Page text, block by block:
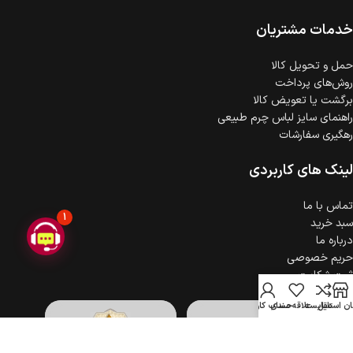
گارانتی معتبر برای تمامی محصولات ارائه می‌شود.خدمات مشتریان
حمل‌ و تحویل کالا
روش‌های پرداخت
برگشت یا تعویض کالا
راهنمای سایز لباس چرم طبیعی
رهگیری سفارشات
لینک های کاربردی
تماس با ما
سبد خرید
درباره ما
حریم خصوصی
ثبت شکایت
استایلمقایسهعلاقه مندی
حساب کاربری
1